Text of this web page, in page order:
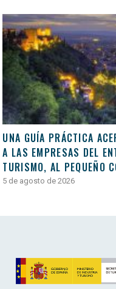
UNA GUÍA PRÁCTICA
A LAS EMPRESAS DEL
TURISMO, AL PEQUEÑO
5 de agosto de 2026